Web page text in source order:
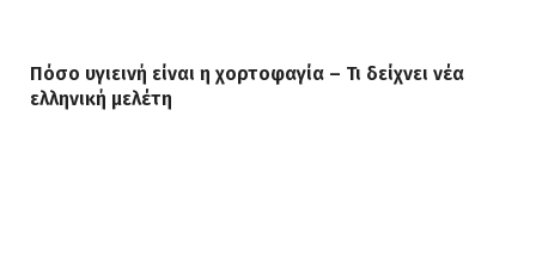
Πόσο υγιεινή είναι η χορτοφαγία – Τι δείχνει νέα
ελληνική μελέτη